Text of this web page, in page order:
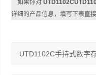
如果你对
详细的产品信息，填写下表直